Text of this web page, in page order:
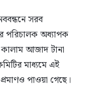
সরব
পরিচালক অধ্যাপক
আজাদ টানা
মাধ্যমে এই
পাওয়া গেছে।